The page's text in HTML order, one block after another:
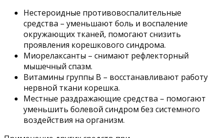
Нестероидные противовоспалительные
средства – уменьшают боль и воспаление
окружающих тканей, помогают снизить
проявления корешкового синдрома.
Миорелаксанты – снимают рефлекторный
мышечный спазм.
Витамины группы B – восстанавливают работу
нервной ткани корешка.
Местные раздражающие средства – помогают
уменьшить болевой синдром без системного
воздействия на организм.